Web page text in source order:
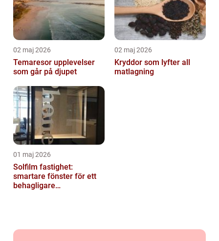
02 maj 2026
Temaresor upplevelser
som går på djupet
02 maj 2026
Kryddor som lyfter all
matlagning
01 maj 2026
Solfilm fastighet:
smartare fönster för ett
behagligare